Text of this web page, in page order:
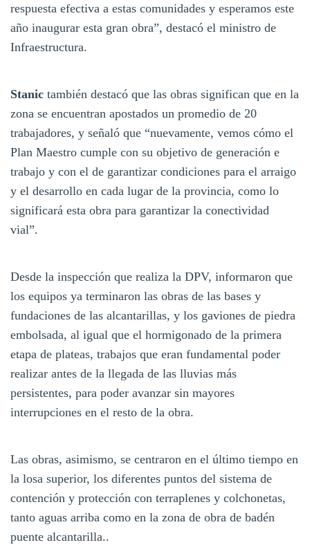
respuesta efectiva a estas comunidades y esperamos este
año inaugurar esta gran obra”, destacó el ministro de
Infraestructura.
Stanic también destacó que las obras significan que en la
zona se encuentran apostados un promedio de 20
trabajadores, y señaló que “nuevamente, vemos cómo el
Plan Maestro cumple con su objetivo de generación e
trabajo y con el de garantizar condiciones para el arraigo
y el desarrollo en cada lugar de la provincia, como lo
significará esta obra para garantizar la conectividad
vial”.
Desde la inspección que realiza la DPV, informaron que
los equipos ya terminaron las obras de las bases y
fundaciones de las alcantarillas, y los gaviones de piedra
embolsada, al igual que el hormigonado de la primera
etapa de plateas, trabajos que eran fundamental poder
realizar antes de la llegada de las lluvias más
persistentes, para poder avanzar sin mayores
interrupciones en el resto de la obra.
Las obras, asimismo, se centraron en el último tiempo en
la losa superior, los diferentes puntos del sistema de
contención y protección con terraplenes y colchonetas,
tanto aguas arriba como en la zona de obra de badén
puente alcantarilla..